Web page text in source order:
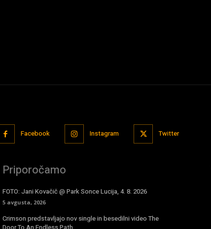
Facebook Instagram Twitter
Priporočamo
FOTO: Jani Kovačič @ Park Sonce Lucija, 4. 8. 2026
5 avgusta, 2026
Crimson predstavljajo nov single in besedilni video The
Door To An Endless Path